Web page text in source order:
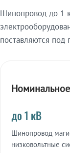
Шинопровод до 1
поставляются под
до 1 кВ
Шинопровод
низковольтные